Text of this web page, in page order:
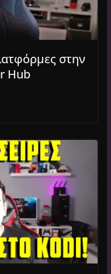
στην
Hub